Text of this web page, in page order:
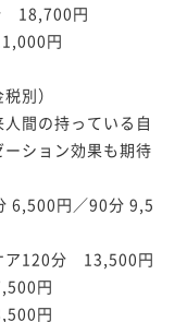
18,700円
円
別）
間の持っている自
ション効果も期待
6,500円／90分 9,5
ア120分　13,500円
円
円